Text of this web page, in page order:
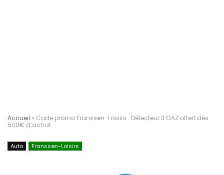
Accueil » Code promo Franssen-Loisirs : Détecteur 3 GAZ offert dès
500€ d’achat
Auto Franssen-Loisirs